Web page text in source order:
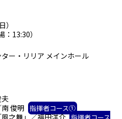
13:30）
ー・リリア メインホール
俊明 指揮者コース①
之舞」／福田洋介